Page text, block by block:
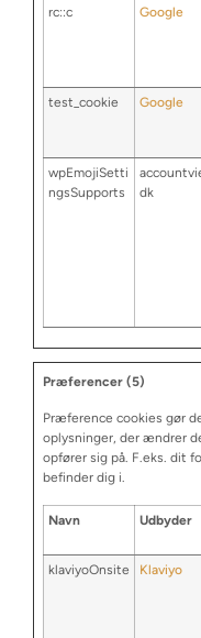
rc::c Google
test_cookie Google
wpEmojiSetti
ngsSupports
dk
Præferencer (5)
Præference cookies gør
oplysninger, der ændrer
opfører sig på. F.eks. dit
befinder dig i.
Navn Udbyder
klaviyoOnsite
Klaviyo